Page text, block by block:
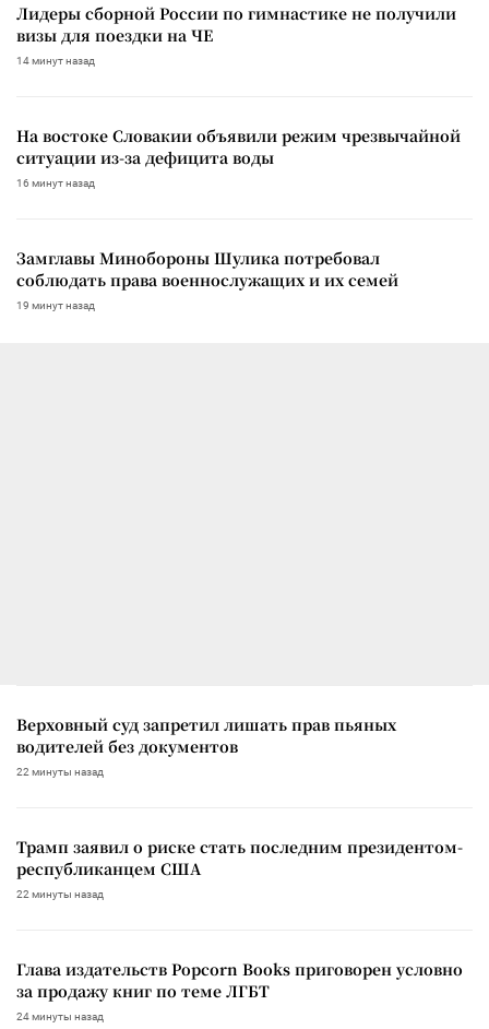
Лидеры сборной России по гимнастике не получили
визы для поездки на ЧЕ
14 минут назад
На востоке Словакии объявили режим чрезвычайной
ситуации из-за дефицита воды
16 минут назад
Замглавы Минобороны Шулика потребовал
соблюдать права военнослужащих и их семей
19 минут назад
Верховный суд запретил лишать прав пьяных
водителей без документов
22 минуты назад
Трамп заявил о риске стать последним президентом-
республиканцем США
22 минуты назад
Глава издательств Popcorn Books приговорен условно
за продажу книг по теме ЛГБТ
24 минуты назад